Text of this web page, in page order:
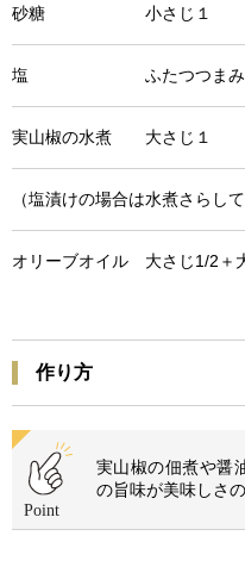
砂糖 小さじ１
塩 ふたつつまみ
実山椒の水煮 大さじ１
（塩漬けの場合は水煮さらし
オリーブオイル 大さじ1/2＋
作り方
実山椒の佃煮や醤
の旨味が美味しさ